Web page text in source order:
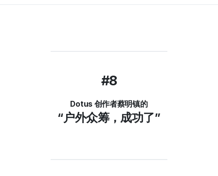
#8
Dotus 创作者蔡明镇的
“户外众筹，成功了”